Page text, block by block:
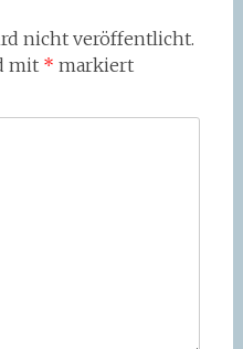
nicht veröffentlicht.
mit * markiert